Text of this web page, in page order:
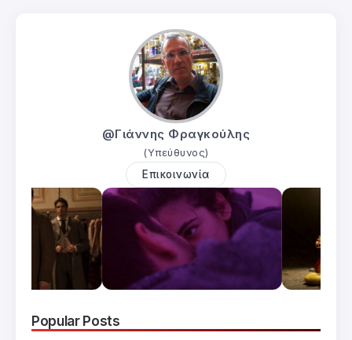
@Γιάννης Φραγκούλης
(Υπεύθυνος)
Επικοινωνία
Popular Posts